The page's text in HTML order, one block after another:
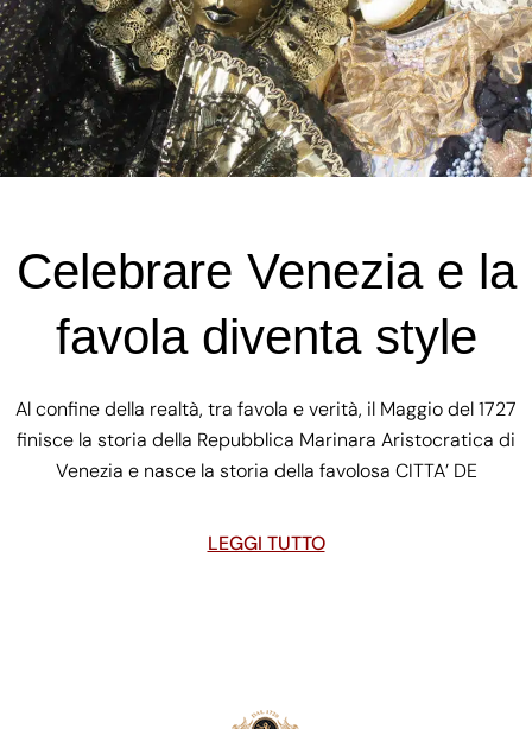
Celebrare Venezia e la
favola diventa style
Al confine della realtà, tra favola e verità, il Maggio del 1727
finisce la storia della Repubblica Marinara Aristocratica di
Venezia e nasce la storia della favolosa CITTA’ DE
LEGGI TUTTO